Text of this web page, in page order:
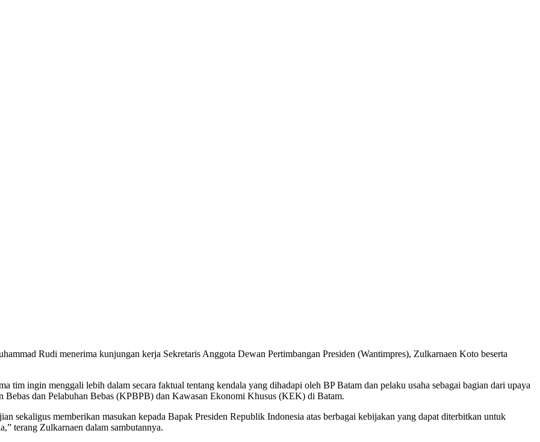
Rudi menerima kunjungan kerja Sekretaris Anggota Dewan Pertimbangan Presiden (Wantimpres), Zulkarnaen Koto beserta
tim ingin menggali lebih dalam secara faktual tentang kendala yang dihadapi oleh BP Batam dan pelaku usaha sebagai bagian dari upaya
Bebas dan Pelabuhan Bebas (KPBPB) dan Kawasan Ekonomi Khusus (KEK) di Batam.
sekaligus memberikan masukan kepada Bapak Presiden Republik Indonesia atas berbagai kebijakan yang dapat diterbitkan untuk
terang Zulkarnaen dalam sambutannya.